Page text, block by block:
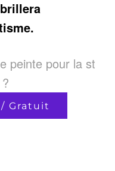
peinte pour la st
Gratuit